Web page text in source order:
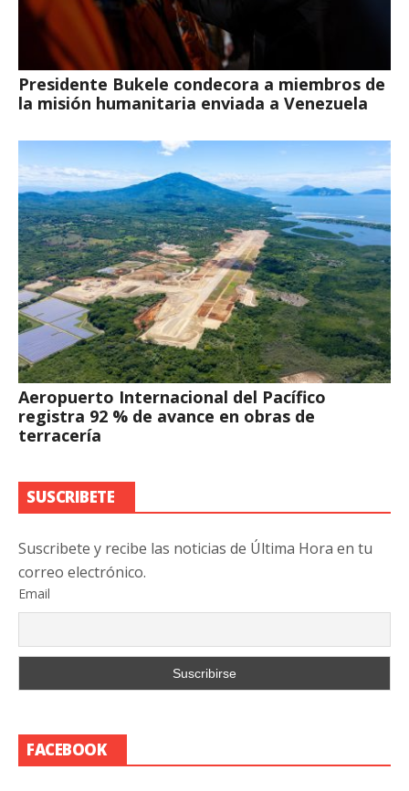
Presidente Bukele condecora a miembros de
la misión humanitaria enviada a Venezuela
Aeropuerto Internacional del Pacífico
registra 92 % de avance en obras de
terracería
SUSCRIBETE
Suscribete y recibe las noticias de Última Hora en tu
correo electrónico.
Email
FACEBOOK